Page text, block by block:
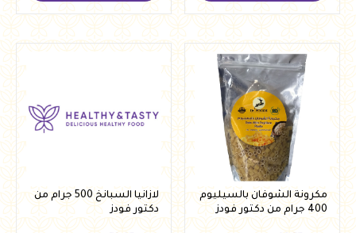
مكرونة الشوفان بالسيليوم
400 جرام من دكتور فودز
لازانيا السبانخ 500 جرام من
دكتور فودز